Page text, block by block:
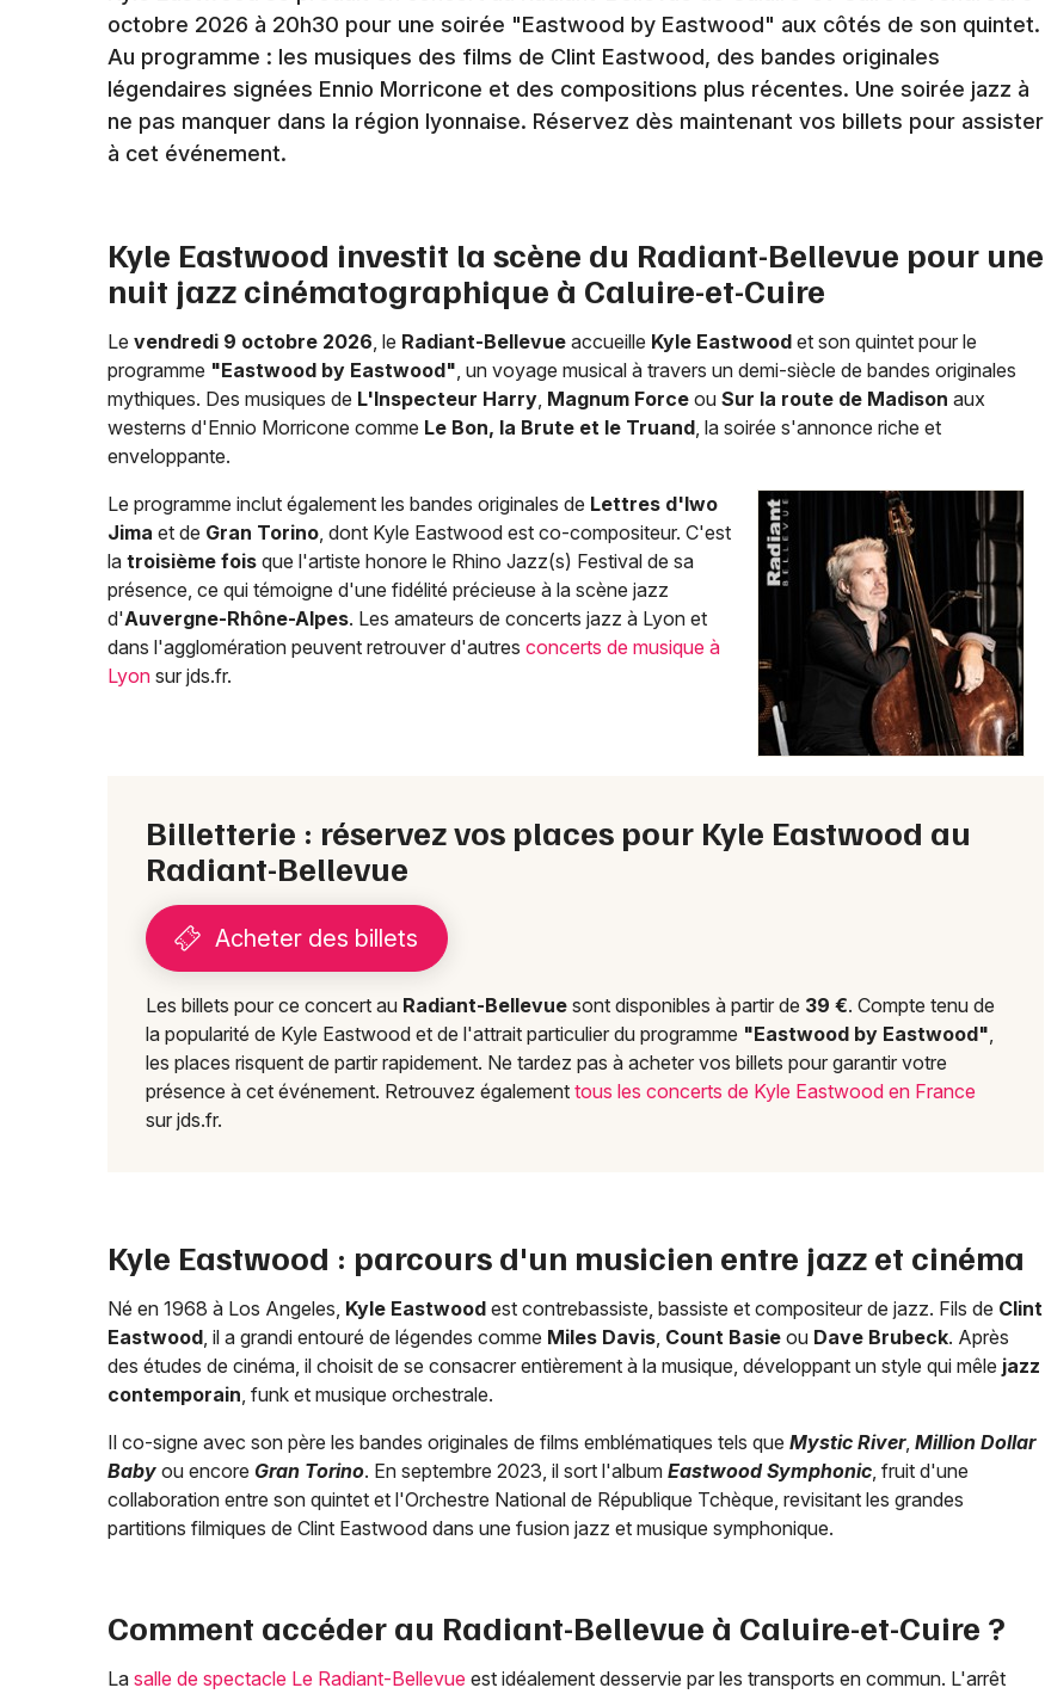
Newsletter des sorties
Actus à Lyon
Magazine à Lyon
69 - Rhône
Choisir mes départements
Je m'abonne
octobre 2026 à 20h30 pour une soirée "Eastwood by Eastwood" aux côtés de son quintet.
Au programme : les musiques des films de Clint Eastwood, des bandes originales
légendaires signées Ennio Morricone et des compositions plus récentes. Une soirée jazz à
ne pas manquer dans la région lyonnaise. Réservez dès maintenant vos billets pour assister
à cet événement.
Kyle Eastwood investit la scène du Radiant-Bellevue pour une
nuit jazz cinématographique à Caluire-et-Cuire
Le vendredi 9 octobre 2026, le Radiant-Bellevue accueille Kyle Eastwood et son quintet pour le
programme "Eastwood by Eastwood", un voyage musical à travers un demi-siècle de bandes originales
mythiques. Des musiques de L'Inspecteur Harry, Magnum Force ou Sur la route de Madison aux
westerns d'Ennio Morricone comme Le Bon, la Brute et le Truand, la soirée s'annonce riche et
enveloppante.
Le programme inclut également les bandes originales de Lettres d'Iwo
Jima et de Gran Torino, dont Kyle Eastwood est co-compositeur. C'est
la troisième fois que l'artiste honore le Rhino Jazz(s) Festival de sa
présence, ce qui témoigne d'une fidélité précieuse à la scène jazz
d'Auvergne-Rhône-Alpes. Les amateurs de concerts jazz à Lyon et
dans l'agglomération peuvent retrouver d'autres concerts de musique à
Lyon sur jds.fr.
Billetterie : réservez vos places pour Kyle Eastwood au
Radiant-Bellevue
Acheter des billets
Les billets pour ce concert au Radiant-Bellevue sont disponibles à partir de 39 €. Compte tenu de
la popularité de Kyle Eastwood et de l'attrait particulier du programme "Eastwood by Eastwood",
les places risquent de partir rapidement. Ne tardez pas à acheter vos billets pour garantir votre
présence à cet événement. Retrouvez également tous les concerts de Kyle Eastwood en France
sur jds.fr.
Kyle Eastwood : parcours d'un musicien entre jazz et cinéma
Né en 1968 à Los Angeles, Kyle Eastwood est contrebassiste, bassiste et compositeur de jazz. Fils de Clint
Eastwood, il a grandi entouré de légendes comme Miles Davis, Count Basie ou Dave Brubeck. Après
des études de cinéma, il choisit de se consacrer entièrement à la musique, développant un style qui mêle jazz
contemporain, funk et musique orchestrale.
Il co-signe avec son père les bandes originales de films emblématiques tels que Mystic River, Million Dollar
Baby ou encore Gran Torino. En septembre 2023, il sort l'album Eastwood Symphonic, fruit d'une
collaboration entre son quintet et l'Orchestre National de République Tchèque, revisitant les grandes
partitions filmiques de Clint Eastwood dans une fusion jazz et musique symphonique.
Comment accéder au Radiant-Bellevue à Caluire-et-Cuire ?
La salle de spectacle Le Radiant-Bellevue est idéalement desservie par les transports en commun. L'arrêt